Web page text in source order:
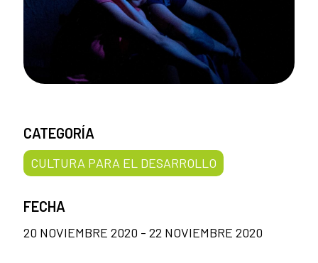
CATEGORÍA
CULTURA PARA EL DESARROLLO
FECHA
20 NOVIEMBRE 2020 - 22 NOVIEMBRE 2020